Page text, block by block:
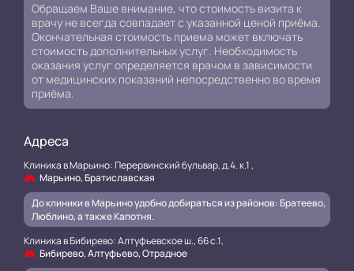
Обращаем Ваше внимание, что стоимость визита к
врачу не всегда совпадает с указанной ценой приёма.
Окончательная стоимость приема может включать
стоимость дополнительных услуг. Необходимость
оказания услуг определяется врачом в зависимости
от медицинских показаний непосредственно во время
приёма.
Адреса
Клиника в Марьино: Перервинский бульвар, д.4. к.1 ,
Марьино, Братиславская
До клиники в Марьино удобно добираться из районов: Братеево,
Люблино, а также Капотня.
Клиника в Бибирево: Алтуфьевское ш., 66 с.1,
Бибирево, Алтуфьево, Отрадное